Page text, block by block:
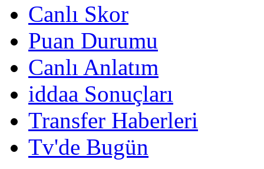
Canlı Skor
Puan Durumu
Canlı Anlatım
iddaa Sonuçları
Transfer Haberleri
Tv'de Bugün